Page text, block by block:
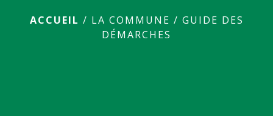
ACCUEIL / LA COMMUNE / GUIDE DES
DÉMARCHES